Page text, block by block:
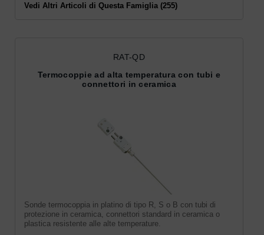
Vedi Altri Articoli di Questa Famiglia (255)
RAT-QD
Termocoppie ad alta temperatura con tubi e
connettori in ceramica
Sonde termocoppia in platino di tipo R, S o B con tubi di
protezione in ceramica, connettori standard in ceramica o
plastica resistente alle alte temperature.